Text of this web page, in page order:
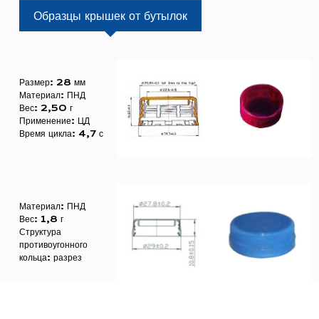
Образцы крышек от бутылок
Размер: 28 мм
Материал: ПНД
Вес: 2,50 г
Применение: ЦД
Время цикла: 4,7 с
Материал: ПНД
Вес: 1,8 г
Структура
противоугонного
кольца: разрез